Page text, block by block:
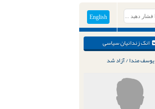
English
انک زندانیان سیاسی
یوسف مندا / آزاد شد